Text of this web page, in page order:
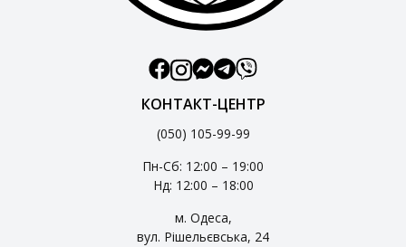
КОНТАКТ-ЦЕНТР
(050) 105-99-99
Пн-Сб: 12:00 – 19:00
Нд: 12:00 – 18:00
м. Одеса,
вул. Рішельєвська, 24